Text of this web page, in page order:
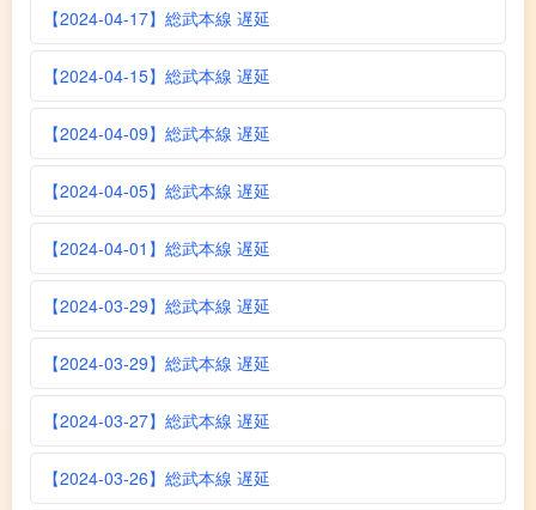
【2024-04-17】総武本線 遅延
【2024-04-15】総武本線 遅延
【2024-04-09】総武本線 遅延
【2024-04-05】総武本線 遅延
【2024-04-01】総武本線 遅延
【2024-03-29】総武本線 遅延
【2024-03-29】総武本線 遅延
【2024-03-27】総武本線 遅延
【2024-03-26】総武本線 遅延